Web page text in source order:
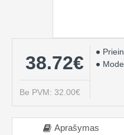
38.72€
Be PVM: 32.00€
Aprašymas